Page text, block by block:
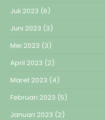
Juli 2023 (6)
Juni 2023 (3)
Mei 2023 (3)
April 2023 (2)
Maret 2023 (4)
Februari 2023 (5)
Januari 2023 (2)